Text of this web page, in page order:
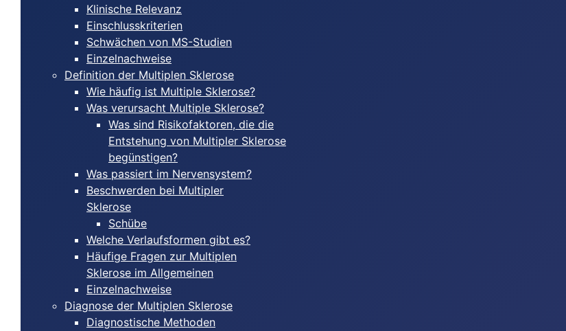
Klinische Relevanz
Einschlusskriterien
Schwächen von MS-Studien
Einzelnachweise
Definition der Multiplen Sklerose
Wie häufig ist Multiple Sklerose?
Was verursacht Multiple Sklerose?
Was sind Risikofaktoren, die die
Entstehung von Multipler Sklerose
begünstigen?
Was passiert im Nervensystem?
Beschwerden bei Multipler
Sklerose
Schübe
Welche Verlaufsformen gibt es?
Häufige Fragen zur Multiplen
Sklerose im Allgemeinen
Einzelnachweise
Diagnose der Multiplen Sklerose
Diagnostische Methoden